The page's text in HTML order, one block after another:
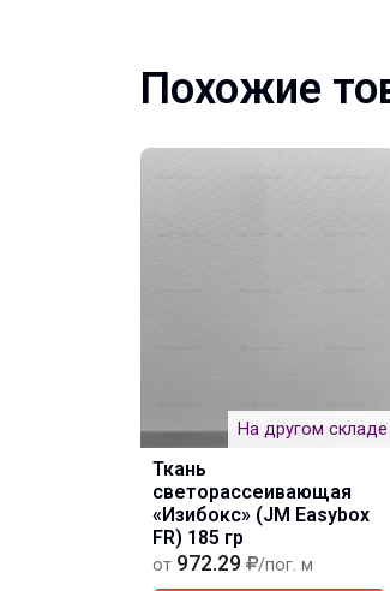
Похожие
На другом складе
Ткань
светорассеивающая
«Изибокс» (JM Easybox
FR) 185 гр
от 972.29 /пог. м